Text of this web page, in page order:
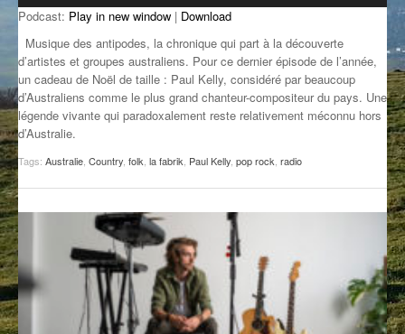
GROOVE N SUN
IL ÉTAIT UNE FOIS
L’ASTUCE DE LA PORTE EN BOIS
LA FABRIK POÉTIK
LA MINUTE LITTÉRAIRE
MUSIQUE DES ANTIPODES
NOS ANCIENS
SONORIK
PLUS DE MIX
Podcast: Play in new window | Download
Musique des antipodes, la chronique qui part à la découverte
d’artistes et groupes australiens. Pour ce dernier épisode de l’année,
un cadeau de Noël de taille : Paul Kelly, considéré par beaucoup
d’Australiens comme le plus grand chanteur-compositeur du pays. Une
légende vivante qui paradoxalement reste relativement méconnu hors
d’Australie.
Tags: Australie Country folk la fabrik Paul Kelly pop rock radio